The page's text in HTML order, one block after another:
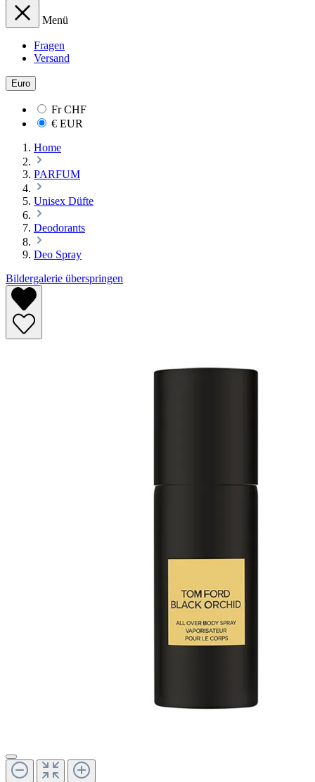
Menü
Fragen
Versand
Euro
FrCHF
€ EUR
Home
PARFUM
Unisex Düfte
Deodorants
Deo Spray
Bildergalerie überspringen